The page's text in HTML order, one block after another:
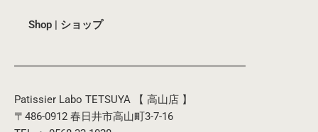
Shop | ショップ
Patissier Labo TETSUYA 【 高山店 】
〒486-0912 春日井市高山町3-7-16